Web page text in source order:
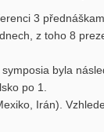
3
z toho 8
byla
po 1.
Irán).